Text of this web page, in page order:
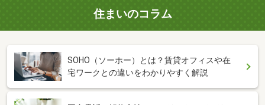
住まいのコラム
SOHO（ソーホー）とは？賃貸オフィスや在
宅ワークとの違いをわかりやすく解説